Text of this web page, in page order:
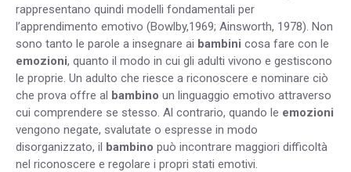
rappresentano quindi modelli fondamentali per
l’apprendimento emotivo (Bowlby,1969; Ainsworth, 1978). Non
sono tanto le parole a insegnare ai bambini cosa fare con le
emozioni, quanto il modo in cui gli adulti vivono e gestiscono
le proprie. Un adulto che riesce a riconoscere e nominare ciò
che prova offre al bambino un linguaggio emotivo attraverso
cui comprendere se stesso. Al contrario, quando le emozioni
vengono negate, svalutate o espresse in modo
disorganizzato, il bambino può incontrare maggiori difficoltà
nel riconoscere e regolare i propri stati emotivi.